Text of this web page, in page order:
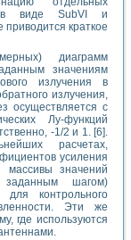
в виде SubVI и
краткое
диаграмм
значениям
излучения в
излучения,
осуществляется с
Лу-функций
-1/2 и 1. [6].
расчетах,
усиления
массивы значений
шагом)
контрольного
Эти же
где используются